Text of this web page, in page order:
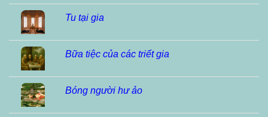
Tu tại gia
Bữa tiệc của các triết gia
Bóng người hư ảo